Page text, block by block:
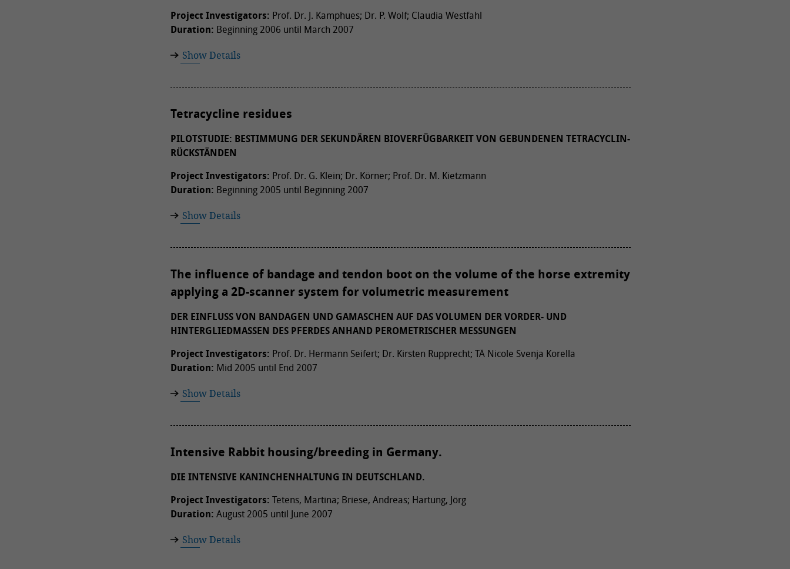
Project Investigators: Prof. Dr. J. Kamphues; Dr. P. Wolf; Claudia Westfahl
Duration: Beginning 2006 until March 2007
Show Details
Tetracycline residues
PILOTSTUDIE: BESTIMMUNG DER SEKUNDÄREN BIOVERFÜGBARKEIT VON GEBUNDENEN TETRACYCLIN-
RÜCKSTÄNDEN
Project Investigators: Prof. Dr. G. Klein; Dr. Körner; Prof. Dr. M. Kietzmann
Duration: Beginning 2005 until Beginning 2007
Show Details
The influence of bandage and tendon boot on the volume of the horse extremity
applying a 2D-scanner system for volumetric measurement
DER EINFLUSS VON BANDAGEN UND GAMASCHEN AUF DAS VOLUMEN DER VORDER- UND
HINTERGLIEDMASSEN DES PFERDES ANHAND PEROMETRISCHER MESSUNGEN
Project Investigators: Prof. Dr. Hermann Seifert; Dr. Kirsten Rupprecht; TÄ Nicole Svenja Korella
Duration: Mid 2005 until End 2007
Show Details
Intensive Rabbit housing/breeding in Germany.
DIE INTENSIVE KANINCHENHALTUNG IN DEUTSCHLAND.
Project Investigators: Tetens, Martina; Briese, Andreas; Hartung, Jörg
Duration: August 2005 until June 2007
Show Details